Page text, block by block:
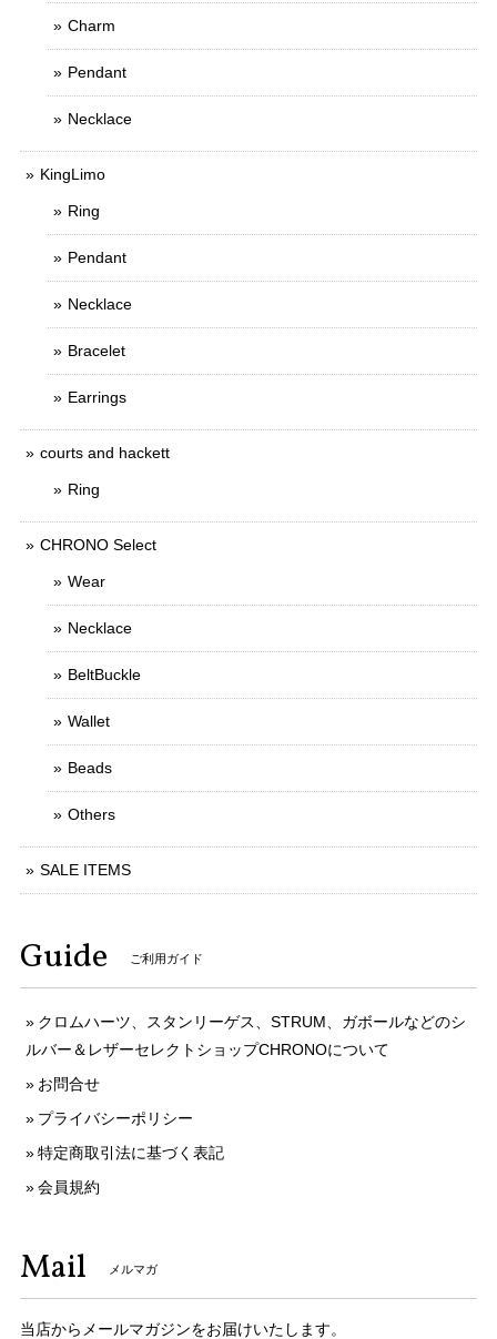
Charm
Pendant
Necklace
KingLimo
Ring
Pendant
Necklace
Bracelet
Earrings
courts and hackett
Ring
CHRONO Select
Wear
Necklace
BeltBuckle
Wallet
Beads
Others
SALE ITEMS
Guide ご利用ガイド
クロムハーツ、スタンリーゲス、STRUM、ガボールなどのシ
ルバー＆レザーセレクトショップCHRONOについて
お問合せ
プライバシーポリシー
特定商取引法に基づく表記
会員規約
Mail メルマガ
当店からメールマガジンをお届けいたします。